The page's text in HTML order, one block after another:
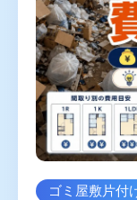
ゴミ屋敷片付け
不用品回収
ハウスクリーニ
対応エリア
東京都
ゴミ屋敷片付